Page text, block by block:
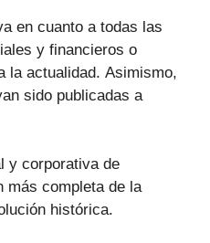
en cuanto a todas las
y financieros o
la actualidad. Asimismo,
sido publicadas a
y corporativa de
más completa de la
histórica.